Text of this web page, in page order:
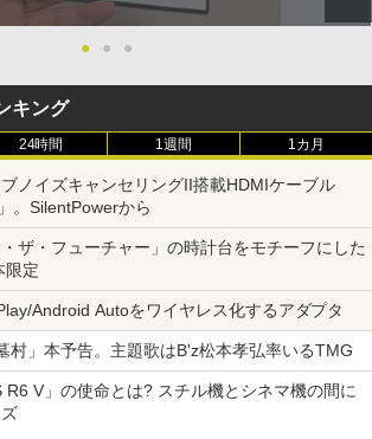
● ● ●
キング
24時間 1週間 1カ月
ノイズキャンセリングII搭載HDMIケーブル
。SilentPowerから
・ザ・フューチャー」の時計台をモチーフにした
限定
Android Autoをワイヤレス化するアダプタ
村」本予告。主題歌はB'z松本孝弘率いるTMG
R6 V」の使命とは? スチル機とシネマ機の間に